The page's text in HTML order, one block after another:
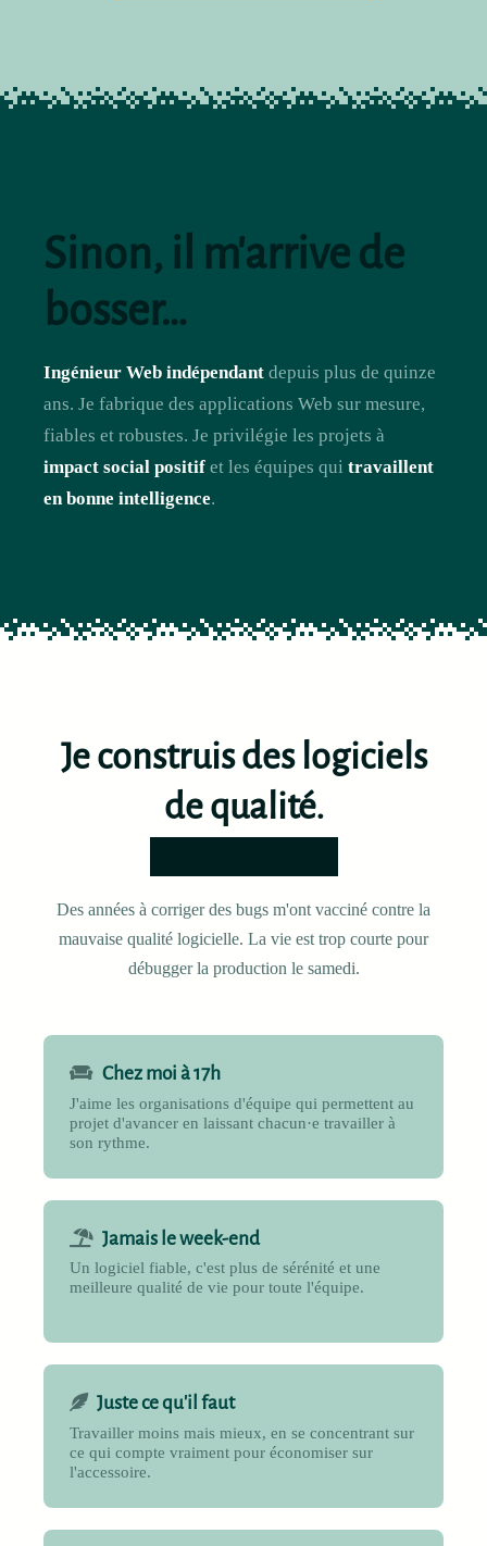
Sinon, il m'arrive de
bosser…
Ingénieur Web indépendant depuis plus de quinze
ans. Je fabrique des applications Web sur mesure,
fiables et robustes. Je privilégie les projets à
impact social positif et les équipes qui travaillent
en bonne intelligence.
Je construis des logiciels
de qualité.
Des années à corriger des bugs m'ont vacciné contre la
mauvaise qualité logicielle. La vie est trop courte pour
débugger la production le samedi.
Chez moi à 17h
J'aime les organisations d'équipe qui permettent au
projet d'avancer en laissant chacun·e travailler à
son rythme.
Jamais le week-end
Un logiciel fiable, c'est plus de sérénité et une
meilleure qualité de vie pour toute l'équipe.
Juste ce qu'il faut
Travailler moins mais mieux, en se concentrant sur
ce qui compte vraiment pour économiser sur
l'accessoire.